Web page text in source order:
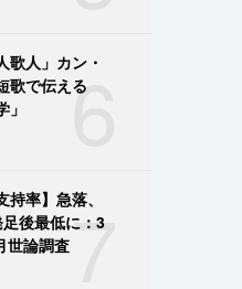
6
歌人」カン・
歌で伝える
」
7
持率】急落、
後最低に：3
世論調査